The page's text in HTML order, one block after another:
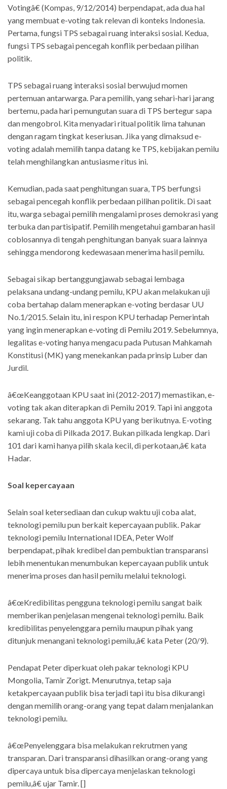
Votingâ€ (Kompas, 9/12/2014) berpendapat, ada dua hal
yang membuat e-voting tak relevan di konteks Indonesia.
Pertama, fungsi TPS sebagai ruang interaksi sosial. Kedua,
fungsi TPS sebagai pencegah konflik perbedaan pilihan
politik.
TPS sebagai ruang interaksi sosial berwujud momen
pertemuan antarwarga. Para pemilih, yang sehari-hari jarang
bertemu, pada hari pemungutan suara di TPS bertegur sapa
dan mengobrol. Kita menyadari ritual politik lima tahunan
dengan ragam tingkat keseriusan. Jika yang dimaksud e-
voting adalah memilih tanpa datang ke TPS, kebijakan pemilu
telah menghilangkan antusiasme ritus ini.
Kemudian, pada saat penghitungan suara, TPS berfungsi
sebagai pencegah konflik perbedaan pilihan politik. Di saat
itu, warga sebagai pemilih mengalami proses demokrasi yang
terbuka dan partisipatif. Pemilih mengetahui gambaran hasil
coblosannya di tengah penghitungan banyak suara lainnya
sehingga mendorong kedewasaan menerima hasil pemilu.
Sebagai sikap bertanggungjawab sebagai lembaga
pelaksana undang-undang pemilu, KPU akan melakukan uji
coba bertahap dalam menerapkan e-voting berdasar UU
No.1/2015. Selain itu, ini respon KPU terhadap Pemerintah
yang ingin menerapkan e-voting di Pemilu 2019. Sebelumnya,
legalitas e-voting hanya mengacu pada Putusan Mahkamah
Konstitusi (MK) yang menekankan pada prinsip Luber dan
Jurdil.
â€œKeanggotaan KPU saat ini (2012-2017) memastikan, e-
voting tak akan diterapkan di Pemilu 2019. Tapi ini anggota
sekarang. Tak tahu anggota KPU yang berikutnya. E-voting
kami uji coba di Pilkada 2017. Bukan pilkada lengkap. Dari
101 dari kami hanya pilih skala kecil, di perkotaan,â€ kata
Hadar.
Soal kepercayaan
Selain soal ketersediaan dan cukup waktu uji coba alat,
teknologi pemilu pun berkait kepercayaan publik. Pakar
teknologi pemilu International IDEA, Peter Wolf
berpendapat, pihak kredibel dan pembuktian transparansi
lebih menentukan menumbukan kepercayaan publik untuk
menerima proses dan hasil pemilu melalui teknologi.
â€œKredibilitas pengguna teknologi pemilu sangat baik
memberikan penjelasan mengenai teknologi pemilu. Baik
kredibilitas penyelenggara pemilu maupun pihak yang
ditunjuk menangani teknologi pemilu,â€ kata Peter (20/9).
Pendapat Peter diperkuat oleh pakar teknologi KPU
Mongolia, Tamir Zorigt. Menurutnya, tetap saja
ketakpercayaan publik bisa terjadi tapi itu bisa dikurangi
dengan memilih orang-orang yang tepat dalam menjalankan
teknologi pemilu.
â€œPenyelenggara bisa melakukan rekrutmen yang
transparan. Dari transparansi dihasilkan orang-orang yang
dipercaya untuk bisa dipercaya menjelaskan teknologi
pemilu,â€ ujar Tamir. []